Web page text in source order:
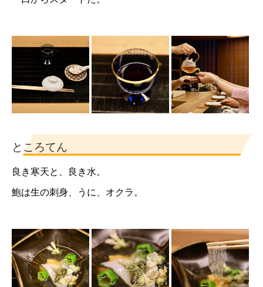
ところてん
良き寒天と、良き水。
鮑は生の刺身、うに、オクラ。